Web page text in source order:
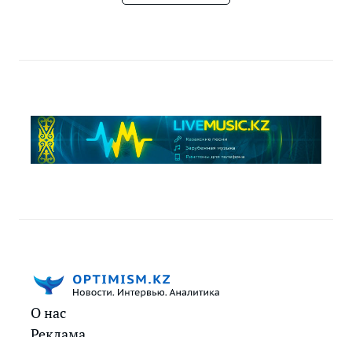
О нас